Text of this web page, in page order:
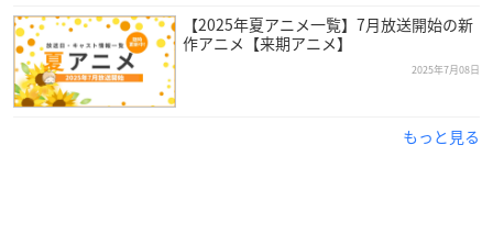
【2025年夏アニメ一覧】7月放送開始の新
作アニメ【来期アニメ】
2025年7月08日
もっと見る